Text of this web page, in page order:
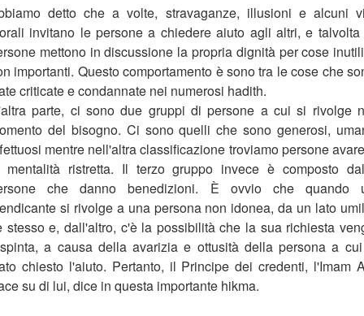
detto che a volte, stravaganze, illusioni e alcuni
invitano le persone a chiedere aiuto agli altri, e
mettono in discussione la propria dignità per cose
importanti. Questo comportamento è sono tra le cose che
criticate e condannate nei numerosi hadith.
parte, ci sono due gruppi di persone a cui si rivolge
del bisogno. Ci sono quelli che sono generosi,
mentre nell'altra classificazione troviamo persone
mentalità ristretta. Il terzo gruppo invece è composto
che danno benedizioni. È ovvio che quando
si rivolge a una persona non idonea, da un lato
stesso e, dall'altro, c'è la possibilità che la sua richiesta
a causa della avarizia e ottusità della persona a
chiesto l'aiuto. Pertanto, il Principe dei credenti, l'Imam
su di lui, dice in questa importante hikma.